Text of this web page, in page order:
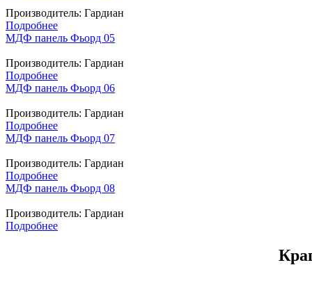
Производитель: Гардиан
Подробнее
МДФ панель Фьорд 05
Производитель: Гардиан
Подробнее
МДФ панель Фьорд 06
Производитель: Гардиан
Подробнее
МДФ панель Фьорд 07
Производитель: Гардиан
Подробнее
МДФ панель Фьорд 08
Производитель: Гардиан
Подробнее